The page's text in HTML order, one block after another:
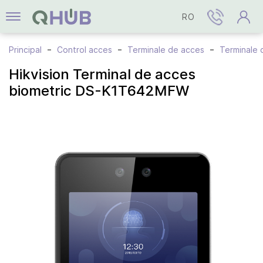
RO
Principal Control acces Terminale de acces Terminale
Hikvision Terminal de acces
biometric DS-K1T642MFW